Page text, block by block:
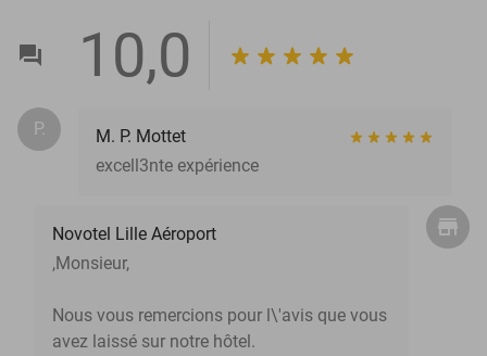
10,0
P.
M. P. Mottet
excell3nte expérience
Novotel Lille Aéroport
,Monsieur,
Nous vous remercions pour l\'avis que vous
avez laissé sur notre hôtel.